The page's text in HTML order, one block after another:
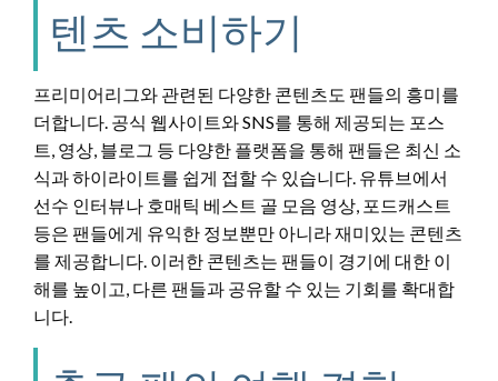
텐츠 소비하기
프리미어리그와 관련된 다양한 콘텐츠도 팬들의 흥미를
더합니다. 공식 웹사이트와 SNS를 통해 제공되는 포스
트, 영상, 블로그 등 다양한 플랫폼을 통해 팬들은 최신 소
식과 하이라이트를 쉽게 접할 수 있습니다. 유튜브에서
선수 인터뷰나 호매틱 베스트 골 모음 영상, 포드캐스트
등은 팬들에게 유익한 정보뿐만 아니라 재미있는 콘텐츠
를 제공합니다. 이러한 콘텐츠는 팬들이 경기에 대한 이
해를 높이고, 다른 팬들과 공유할 수 있는 기회를 확대합
니다.